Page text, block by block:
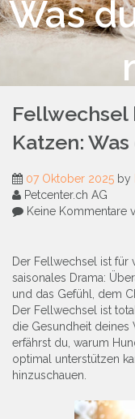
Was
Fellwechsel
Katzen:
07 Oktober 2025 by
Petcenter.ch AG
Keine Kommentare
Der Fellwechsel ist für
saisonales Drama:
und das Gefühl, dem
Der Fellwechsel ist
die Gesundheit deines
erfährst du, warum
optimal unterstützen
hinzuschauen.